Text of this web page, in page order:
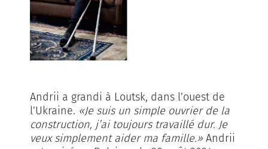
Andrii a grandi à Loutsk, dans l’ouest de
l’Ukraine. «Je suis un simple ouvrier de la
construction, j’ai toujours travaillé dur. Je
veux simplement aider ma famille.» Andrii